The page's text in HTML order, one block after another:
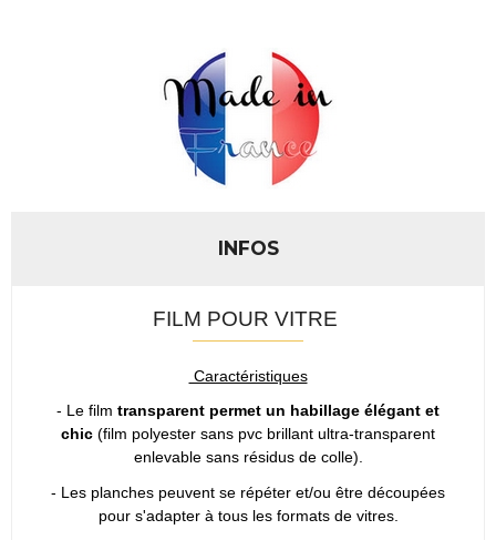
INFOS
FILM POUR VITRE
Caractéristiques
- Le film transparent permet un habillage élégant et
chic (film polyester sans pvc brillant ultra-transparent
enlevable sans résidus de colle).
- Les planches peuvent se répéter et/ou être découpées
pour s'adapter à tous les formats de vitres.